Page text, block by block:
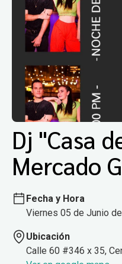
Dj "Casa
Mercado
Fecha y Hora
Viernes 05 de Junio
Ubicación
Calle 60 #346 x 35,